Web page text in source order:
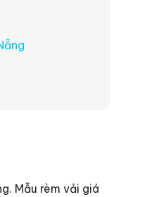
Mẫu rèm vải giá